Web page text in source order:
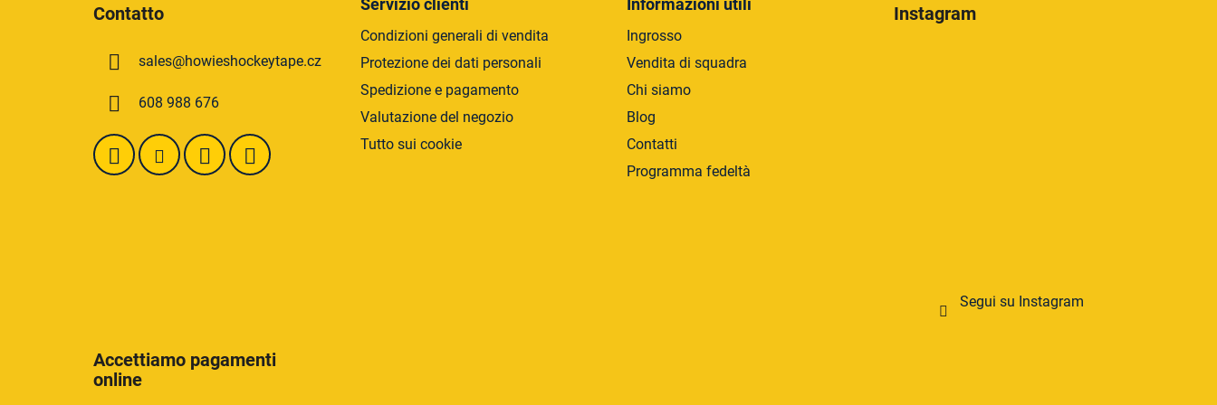
Contatto
sales@howieshockeytape.cz
608 988 676
Servizio clienti
Condizioni generali di vendita
Protezione dei dati personali
Spedizione e pagamento
Valutazione del negozio
Tutto sui cookie
Informazioni utili
Ingrosso
Vendita di squadra
Chi siamo
Blog
Contatti
Programma fedeltà
Instagram
Segui su Instagram
Accettiamo pagamenti
online